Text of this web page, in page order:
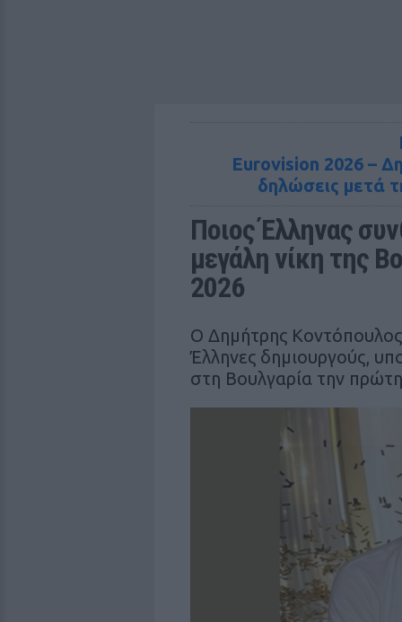
Eurovision 2026 –
δηλώσεις μετά
Ποιος Έλληνας
μεγάλη νίκη της
2026
Ο Δημήτρης
Έλληνες δημιουργούς,
στη Βουλγαρία την